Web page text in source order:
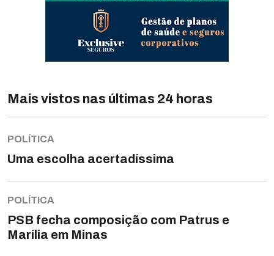
Mais vistos nas últimas 24 horas
POLÍTICA
Uma escolha acertadíssima
POLÍTICA
PSB fecha composição com Patrus e
Marília em Minas